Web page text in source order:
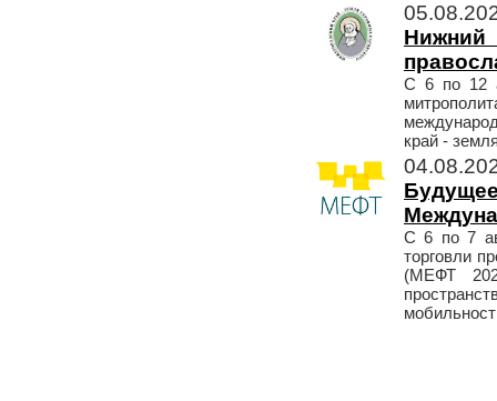
С 6 по 12
край -
С 6 по 7
торговли
(МЕФТ